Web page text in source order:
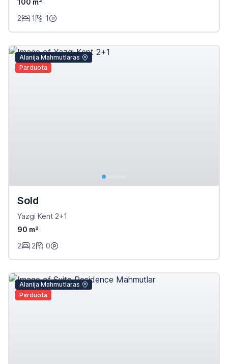
100 m²
2
1 1
Alanija Mahmutlaras
Parduota
Sold
Yazgi Kent 2+1
90 m²
2
2 0
Alanija Mahmutlaras
Parduota